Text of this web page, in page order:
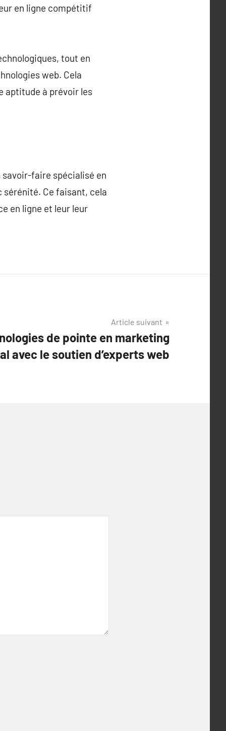
en ligne compétitif
tout en
web. Cela
aptitude à prévoir les
savoir-faire spécialisé en
sérénité. Ce faisant, cela
en ligne et leur leur
Article suivant
de pointe en marketing
avec le soutien d’experts web